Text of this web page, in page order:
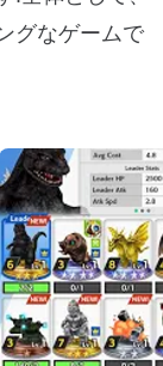
グなゲームで